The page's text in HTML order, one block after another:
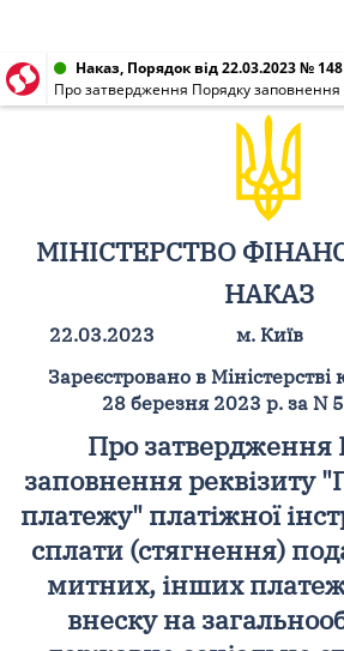
Наказ, Порядок від 22.03.2023 № 148